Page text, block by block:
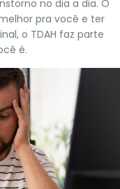
no dia a dia. O
pra você e ter
o TDAH faz parte
é.